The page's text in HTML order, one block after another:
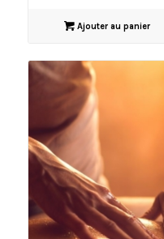
Ajouter au panier